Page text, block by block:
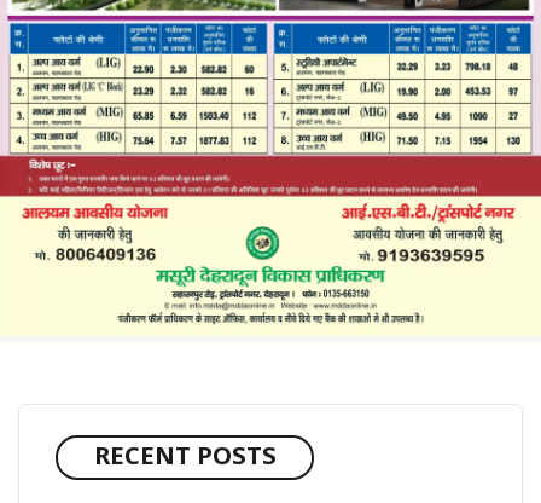
RECENT POSTS